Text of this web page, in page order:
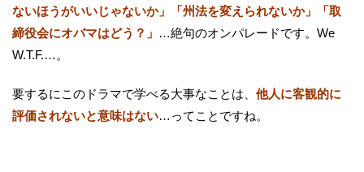
ないほうがいいじゃないか」「州法を変えられないか」「取
締役会にオバマはどう？」 …絶句のオンパレードです。We
W.T.F.…。
要するにこのドラマで学べる大事なことは、 他人に客観的に
評価されないと意味はない…ってことですね。